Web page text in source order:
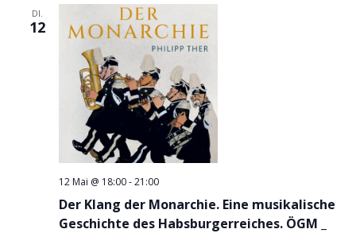
DI.
12
Der Klang der Monarchie. Eine musikalische
Geschichte des Habsburgerreiches. ÖGM _
12 Mai @ 18:00-21:00